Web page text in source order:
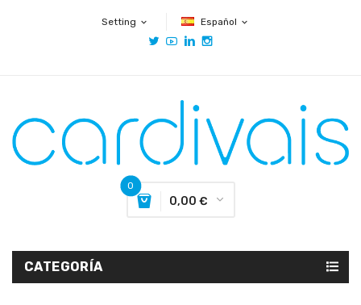
Setting expand_more Español expand_more
0
0,00 €
CATEGORÍA